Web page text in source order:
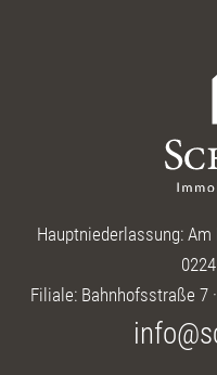
Hauptniederlassung: Am
Filiale: Bahnhofsstraße 7